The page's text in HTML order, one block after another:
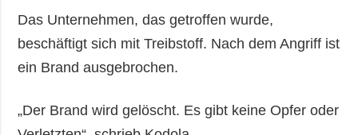
Das Unternehmen, das getroffen wurde,
beschäftigt sich mit Treibstoff. Nach dem Angriff ist
ein Brand ausgebrochen.
„Der Brand wird gelöscht. Es gibt keine Opfer oder